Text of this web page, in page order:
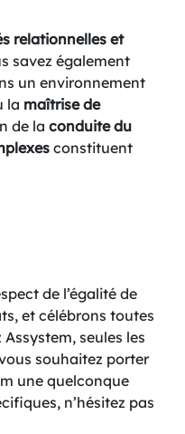
relationnelles et
savez également
un environnement
la maîtrise de
de la conduite du
constituent
de l’égalité de
et célébrons toutes
seules les
souhaitez porter
une quelconque
n’hésitez pas